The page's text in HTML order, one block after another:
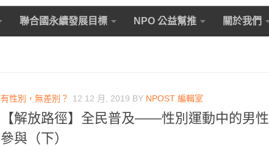
聯合國永續發展目標 NPO 公益幫推 關於我們
有性別，無差別？ 12 12 月, 2019 BY NPOST 編輯室
【解放路徑】全民普及——性別運動中的男性
參與（下）